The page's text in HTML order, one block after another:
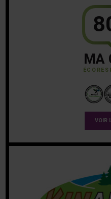
MA
VOIR